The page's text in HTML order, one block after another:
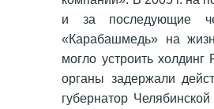
и за последующие
«Карабашмедь» на
могло устроить
органы задержали
губернатор